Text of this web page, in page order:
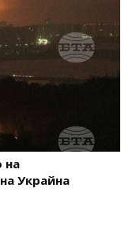
на
Украйна